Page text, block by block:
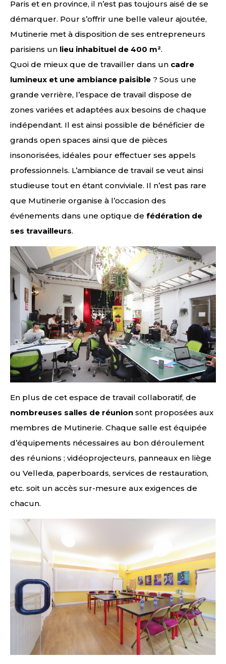
Paris et en province, il n’est pas toujours aisé de se
démarquer. Pour s’offrir une belle valeur ajoutée,
Mutinerie met à disposition de ses entrepreneurs
parisiens un lieu inhabituel de 400 m².
Quoi de mieux que de travailler dans un cadre
lumineux et une ambiance paisible ? Sous une
grande verrière, l’espace de travail dispose de
zones variées et adaptées aux besoins de chaque
indépendant. Il est ainsi possible de bénéficier de
grands open spaces ainsi que de pièces
insonorisées, idéales pour effectuer ses appels
professionnels. L’ambiance de travail se veut ainsi
studieuse tout en étant conviviale. Il n’est pas rare
que Mutinerie organise à l’occasion des
événements dans une optique de fédération de
ses travailleurs.
En plus de cet espace de travail collaboratif, de
nombreuses salles de réunion sont proposées aux
membres de Mutinerie. Chaque salle est équipée
d’équipements nécessaires au bon déroulement
des réunions ; vidéoprojecteurs, panneaux en liège
ou Velleda, paperboards, services de restauration,
etc. soit un accès sur-mesure aux exigences de
chacun.